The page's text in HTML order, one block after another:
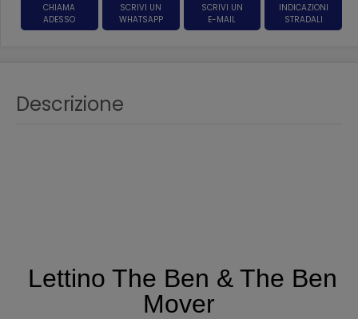
CHIAMA
ADESSO
SCRIVI UN
WHATSAPP
SCRIVI UN
E-MAIL
INDICAZIONI
STRADALI
Descrizione
Lettino The Ben & The Ben
Mover